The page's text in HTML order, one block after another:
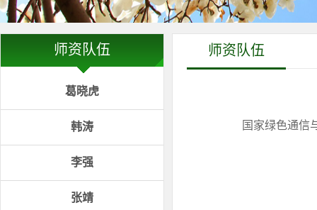
师资队伍
葛晓虎
韩涛
李强
张靖
师资队伍
国家绿色通信